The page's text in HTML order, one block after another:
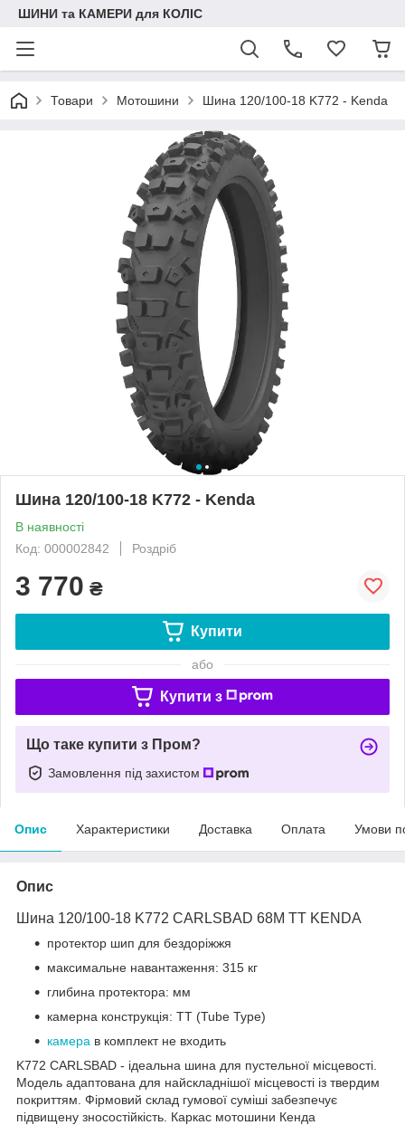
ШИНИ та КАМЕРИ для КОЛІС
Товари Мотошини Шина 120/100-18 K772 - Kenda
Шина 120/100-18 K772 - Kenda
В наявності
Код: 000002842
Роздріб
3 770 ₴
Купити
або
Купити з
Що таке купити з Пром?
Замовлення під захистом
Опис Характеристики Доставка Оплата Умови
Опис
Шина 120/100-18 K772 CARLSBAD 68M TT KENDA
протектор шип для бездоріжжя
максимальне навантаження: 315 кг
глибина протектора: мм
камерна конструкція: TT (Tube Type)
камера в комплект не входить
K772 CARLSBAD - ідеальна шина для пустельної місцевості.
Модель адаптована для найскладнішої місцевості із твердим
покриттям. Фірмовий склад гумової суміші забезпечує
підвищену зносостійкість. Каркас мотошини Кенда